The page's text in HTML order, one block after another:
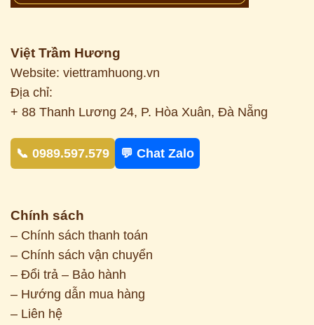
Việt Trầm Hương
Website: viettramhuong.vn
Địa chỉ:
+ 88 Thanh Lương 24, P. Hòa Xuân, Đà Nẵng
📞 0989.597.579 💬 Chat Zalo
Chính sách
– Chính sách thanh toán
– Chính sách vận chuyển
– Đổi trả – Bảo hành
– Hướng dẫn mua hàng
– Liên hệ